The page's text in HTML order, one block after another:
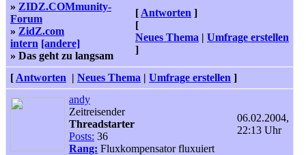
» ZIDZ.COMmunity-
Forum
» ZidZ.com
intern [andere]
» Das geht zu langsam
[ Antworten ]
[
Neues Thema | Umfrage erstellen
]
[ Antworten | Neues Thema | Umfrage erstellen ]
andy
Zeitreisender
Threadstarter
Posts: 36
Rang: Fluxkompensator fluxuiert
06.02.2004,
22:13 Uhr